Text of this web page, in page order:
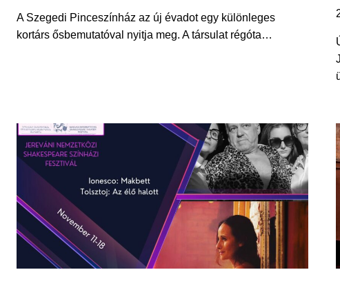
A Szegedi Pinceszínház az új évadot egy különleges
kortárs ősbemutatóval nyitja meg. A társulat régóta…